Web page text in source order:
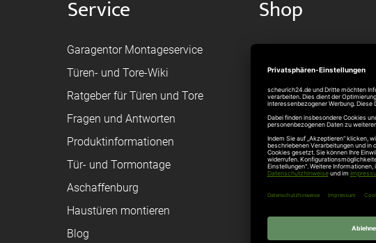
Service
Garagentor Montageservice
Türen- und Tore-Wiki
Ratgeber für Türen und Tore
Fragen und Antworten
Produktinformationen
Tür- und Tormontage
Aschaffenburg
Haustüren montieren
Blog
Shop
Zahlungsarten
Bestellvorgang
Registrieren
Federanfrage
Toraufmaß
Elektrische Garagentore